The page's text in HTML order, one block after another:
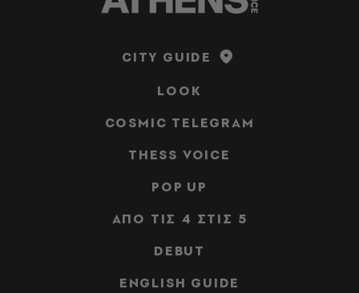
CITY GUIDE
LOOK
COSMIC TELEGRAM
THESS VOICE
POP UP
ΑΠΟ ΤΙΣ 4 ΣΤΙΣ 5
DEBUT
ENGLISH GUIDE